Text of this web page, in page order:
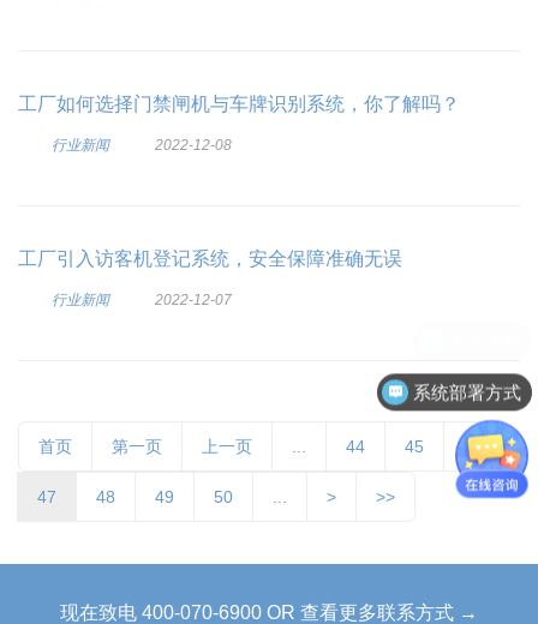
工厂如何选择门禁闸机与车牌识别系统，你了解吗？
行业新闻 2022-12-08
工厂引入访客机登记系统，安全保障准确无误
行业新闻 2022-12-07
首页 第一页 上一页 44 45 46
47 48 49 50 > >>
现在致电 400-070-6900 OR 查看更多联系方式 →
系统部署方式